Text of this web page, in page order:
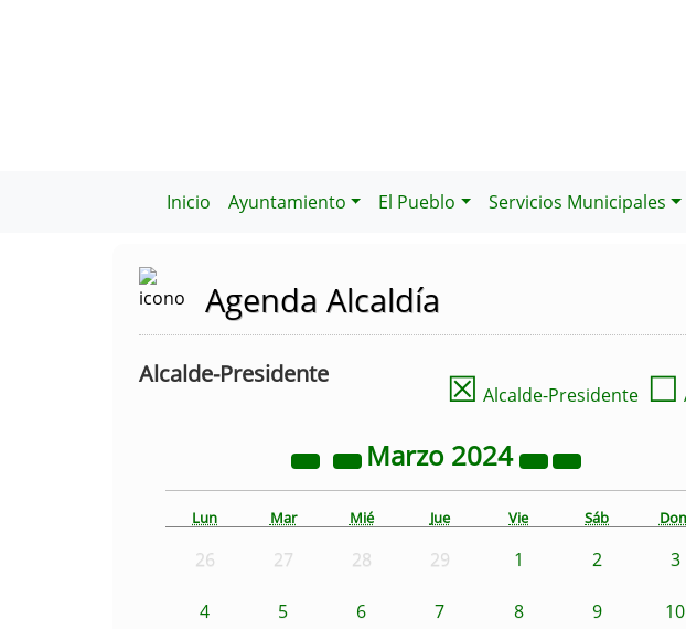
Inicio Ayuntamiento El Pueblo Servicios Municipales
Agenda Alcaldía
Alcalde-Presidente ☒ Alcalde-Presidente ☐
Marzo 2024
Lun Mar Mié Jue Vie Sáb
26 27 28 29 1 2 3
4 5 6 7 8 9 10